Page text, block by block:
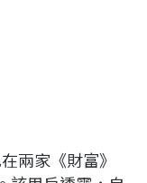
兩家《財富》